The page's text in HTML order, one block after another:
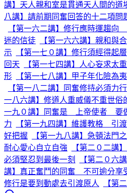
講】天人親和室是貫通天人間的道
八講】請前期同奮回答的十二項問
【第一六二講】修行應時運趨向
迷的信徒
【第一六六講】親和
示
【第一七０講】修行須經得起
回天
【第一七四講】人心妄求太
形
【第一七八講】甲子年化險為
【第一八二講】同奮修持必須力
一八六講】修道人重威儀不重世俗
一九０講】同奮是 上帝使者 要
力
【第一九四講】維護教格 引渡
好把握
【第一九八講】急頓法
耐心愛心自立自強
【第二０二講
必須堅忍到最後一刻
【第二０六
講】真正奮鬥的同奮 不可逾分享
修行是要到動處去引渡原人
【第